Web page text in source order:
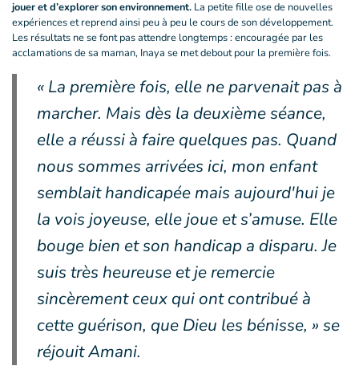
jouer et d’explorer son environnement. La petite fille ose de nouvelles
expériences et reprend ainsi peu à peu le cours de son développement.
Les résultats ne se font pas attendre longtemps : encouragée par les
acclamations de sa maman, Inaya se met debout pour la première fois.
« La première fois, elle ne parvenait pas à
marcher. Mais dès la deuxième séance,
elle a réussi à faire quelques pas. Quand
nous sommes arrivées ici, mon enfant
semblait handicapée mais aujourd'hui je
la vois joyeuse, elle joue et s’amuse. Elle
bouge bien et son handicap a disparu. Je
suis très heureuse et je remercie
sincèrement ceux qui ont contribué à
cette guérison, que Dieu les bénisse, » se
réjouit Amani.